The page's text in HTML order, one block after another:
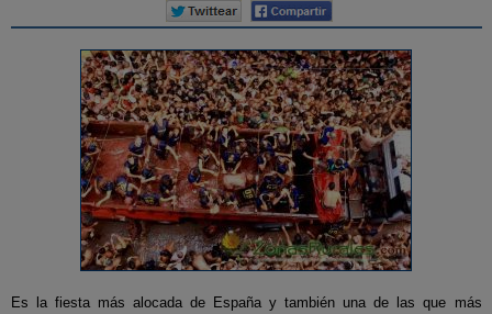
Es la fiesta más alocada de España y también una de las que más